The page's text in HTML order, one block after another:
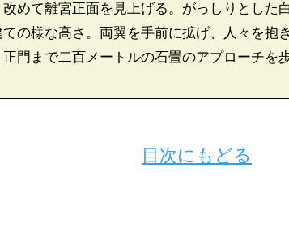
めて離宮正面を見上げる。がっしりとした
ての様な高さ。両翼を手前に拡げ、人々を抱
門まで二百メートルの石畳のアプローチを
目次にもどる